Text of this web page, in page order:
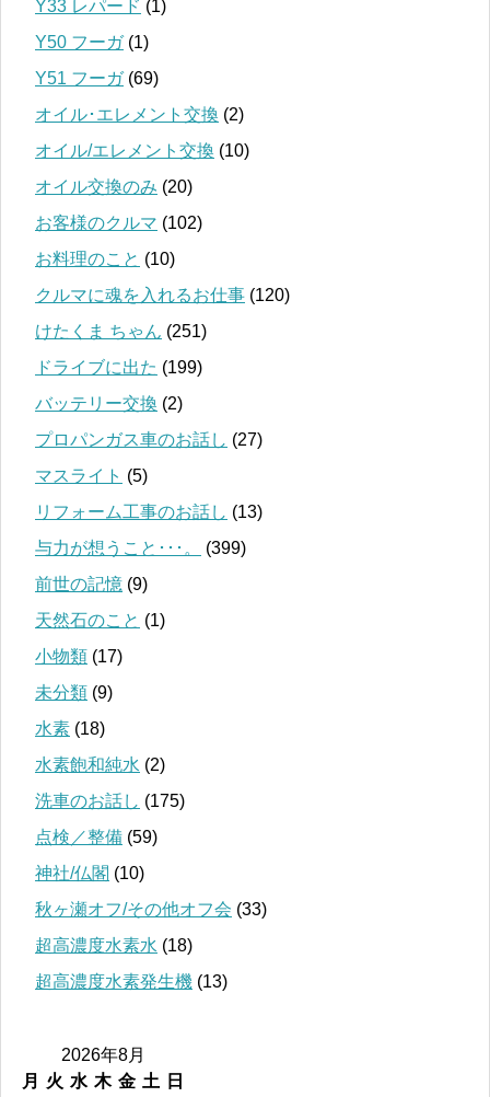
Y33 レパード (1)
Y50 フーガ(1)
Y51 フーガ(69)
オイル･エレメント交換 (2)
オイル/エレメント交換 (10)
オイル交換のみ (20)
お客様のクルマ (102)
お料理のこと (10)
クルマに魂を入れるお仕事 (120)
けたくま ちゃん (251)
ドライブに出た (199)
バッテリー交換 (2)
プロパンガス車のお話し (27)
マスライト (5)
リフォーム工事のお話し (13)
与力が想うこと･･･。
(399)
前世の記憶 (9)
天然石のこと (1)
小物類 (17)
未分類 (9)
水素 (18)
水素飽和純水 (2)
洗車のお話し (175)
点検／整備 (59)
神社/仏閣 (10)
秋ヶ瀬オフ/その他オフ会 (33)
超高濃度水素水 (18)
超高濃度水素発生機 (13)
2026年8月
月
火 水 木 金 土
日